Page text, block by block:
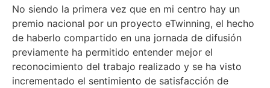
No siendo la primera vez que en mi centro hay un
premio nacional por un proyecto eTwinning, el hecho
de haberlo compartido en una jornada de difusión
previamente ha permitido entender mejor el
reconocimiento del trabajo realizado y se ha visto
incrementado el sentimiento de satisfacción de